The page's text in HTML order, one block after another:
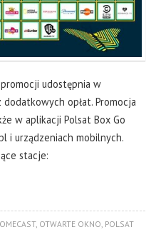
udostępnia w
opłat. Promocja
w aplikacji Polsat Box Go
i urządzeniach mobilnych.
stacje:
, OTWARTE OKNO, POLSAT